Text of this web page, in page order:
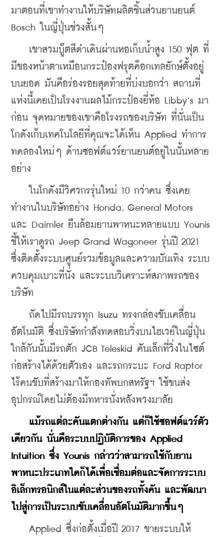
มาตอนที่เขาทำงานให้บริษัทผลิตชิ้นส่วนยานยนต์
Bosch ในญี่ปุ่นช่วงสั้นๆ
เขาสวมบู๊ตสีดำเดินผ่านหอเก็บน้ำสูง 150 ฟุต ที่
มีของหน้าตาเหมือนกระป๋องฟรุตค็อกเทลยักษ์ตั้งอยู่
บนยอด มันคือร่องรอยสุดท้ายที่บ่งบอกว่า สถานที่
แห่งนี้เคยเป็นโรงงานผลไม้กระป๋องยี่ห้อ Libby’s มา
ก่อน จุดหมายของเขาคือโรงรถของบริษัท ที่นั่นเป็น
โกดังเก็บเทคโนโลยีที่คุณจะได้เห็น Applied ทำการ
ทดลองใหม่ๆ ด้านซอฟต์แวร์ยานยนต์อยู่ในนั้นหลาย
อย่าง
ในโกดังมีวิศวกรรุ่นใหม่ 10 กว่าคน ซึ่งเคย
ทำงานในบริษัทอย่าง Honda, General Motors
และ Daimler ยืนล้อมยานพาหนะหลายแบบ Younis
ชี้ให้เราดูรถ Jeep Grand Wagoneer รุ่นปี 2021
ซึ่งติดตั้งระบบศูนย์รวมข้อมูลและความบันเทิง ระบบ
ควบคุมเบาะที่นั่ง และระบบวิเคราะห์สภาพรถของ
บริษัท
ถัดไปมีรถบรรทุก Isuzu ทรงกล่องขับเคลื่อน
อัตโนมัติ ซึ่งบริษัทกำลังทดสอบวิ่งบนไฮเวย์ในญี่ปุ่น
ใกล้กันนั้นมีรถตัก JCB Teleskid คันเล็กที่วิ่งในไซต์
ก่อสร้างได้ด้วยตัวเอง และรถกระบะ Ford Raptor
ไร้คนขับที่สร้างมาให้กองทัพบกสหรัฐฯ ใช้ขนส่ง
อุปกรณ์โดยไม่ต้องมีทหารนั่งหลังพวงมาลัย
แม้รถแต่ละคันแตกต่างกัน แต่ก็ใช้ซอฟต์แวร์ตัว
เดียวกัน นั่นคือระบบปฏิบัติการของ Applied
Intuition ซึ่ง Younis กล่าวว่าสามารถใช้กับยาน
พาหนะประเภทใดก็ได้เพื่อเชื่อมต่อและจัดการระบบ
อิเล็กทรอนิกส์ในแต่ละส่วนของรถทั้งคัน และพัฒนา
ไปสู่การเป็นระบบขับเคลื่อนอัตโนมัติมากขึ้นๆ
Applied ซึ่งก่อตั้งเมื่อปี 2017 ขายระบบให้